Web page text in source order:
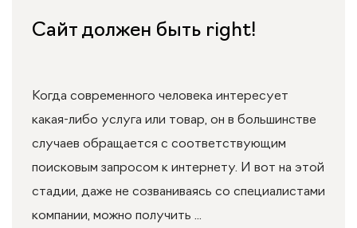
Сайт должен быть right!
Когда современного человека интересует
какая-либо услуга или товар, он в большинстве
случаев обращается с соответствующим
поисковым запросом к интернету. И вот на этой
стадии, даже не созваниваясь со специалистами
компании, можно получить ...